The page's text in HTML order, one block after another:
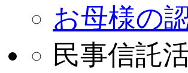
お母様の
民事信託